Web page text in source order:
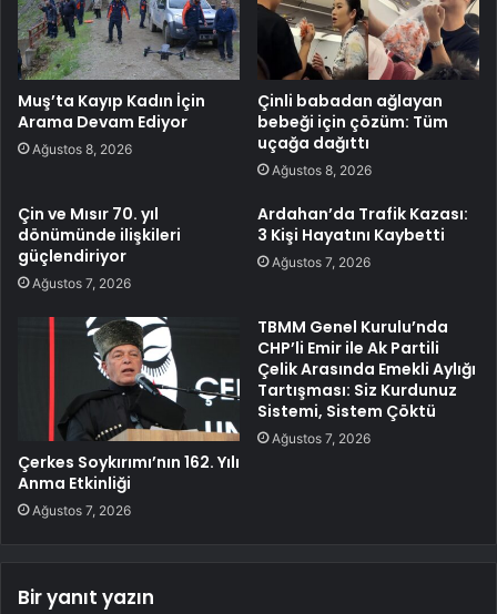
Muş’ta Kayıp Kadın İçin
Arama Devam Ediyor
Ağustos 8, 2026
Çinli babadan ağlayan
bebeği için çözüm: Tüm
uçağa dağıttı
Ağustos 8, 2026
Çin ve Mısır 70. yıl
dönümünde ilişkileri
güçlendiriyor
Ağustos 7, 2026
Ardahan’da Trafik Kazası:
3 Kişi Hayatını Kaybetti
Ağustos 7, 2026
Çerkes Soykırımı’nın 162. Yılı
Anma Etkinliği
Ağustos 7, 2026
TBMM Genel Kurulu’nda
CHP’li Emir ile Ak Partili
Çelik Arasında Emekli Aylığı
Tartışması: Siz Kurdunuz
Sistemi, Sistem Çöktü
Ağustos 7, 2026
Bir yanıt yazın